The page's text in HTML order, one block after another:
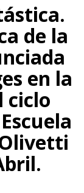
de la
en la
ciclo